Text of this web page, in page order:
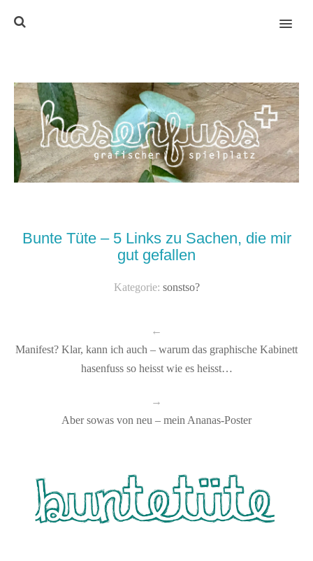
MENU
Bunte Tüte – 5 Links zu Sachen, die mir
gut gefallen
Kategorie: sonstso?
←
Manifest? Klar, kann ich auch – warum das graphische Kabinett
hasenfuss so heisst wie es heisst…
→
Aber sowas von neu – mein Ananas-Poster